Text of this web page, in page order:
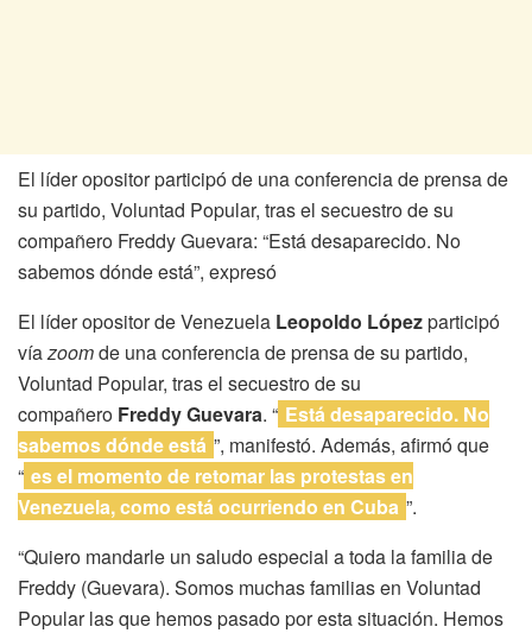
El líder opositor participó de una conferencia de prensa de
su partido, Voluntad Popular, tras el secuestro de su
compañero Freddy Guevara: “Está desaparecido. No
sabemos dónde está”, expresó
El líder opositor de Venezuela Leopoldo Lópezparticipó
víazoomde una conferencia de prensa de su partido,
Voluntad Popular, tras el secuestro de su
compañero Freddy Guevara. “ Está desaparecido. No
sabemos dónde está ”, manifestó. Además, afirmó que
“ es el momento de retomar las protestas en
Venezuela, como está ocurriendo en Cuba ”.
“Quiero mandarle un saludo especial a toda la familia de
Freddy (Guevara). Somos muchas familias en Voluntad
Popular las que hemos pasado por esta situación. Hemos